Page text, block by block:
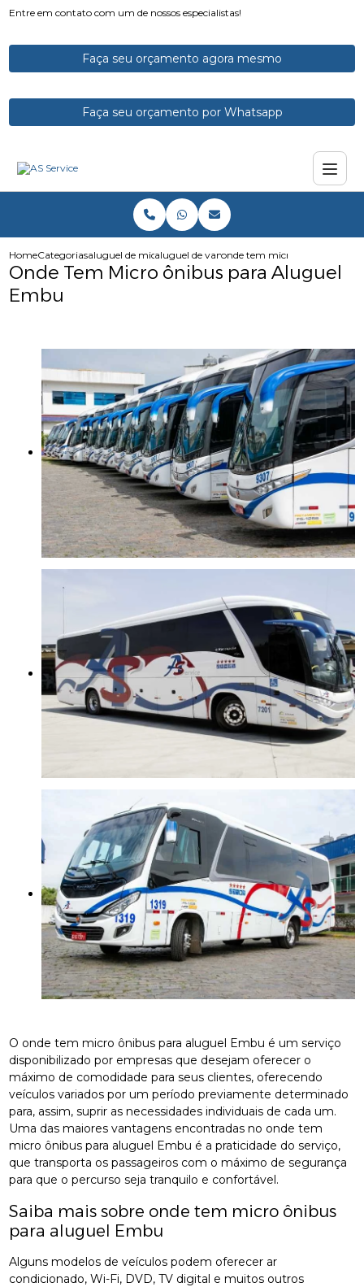
Entre em contato com um de nossos especialistas!
Faça seu orçamento agora mesmo
Faça seu orçamento por Whatsapp
HomeCategoriasaluguel de micro onibusaluguel de vans e microonibus
onde tem micro onibus para
Onde Tem Micro ônibus para Aluguel
Embu
O onde tem micro ônibus para aluguel Embu é um serviço
disponibilizado por empresas que desejam oferecer o
máximo de comodidade para seus clientes, oferecendo
veículos variados por um período previamente determinado
para, assim, suprir as necessidades individuais de cada um.
Uma das maiores vantagens encontradas no onde tem
micro ônibus para aluguel Embu é a praticidade do serviço,
que transporta os passageiros com o máximo de segurança
para que o percurso seja tranquilo e confortável.
Saiba mais sobre onde tem micro ônibus
para aluguel Embu
Alguns modelos de veículos podem oferecer ar
condicionado, Wi-Fi, DVD, TV digital e muitos outros